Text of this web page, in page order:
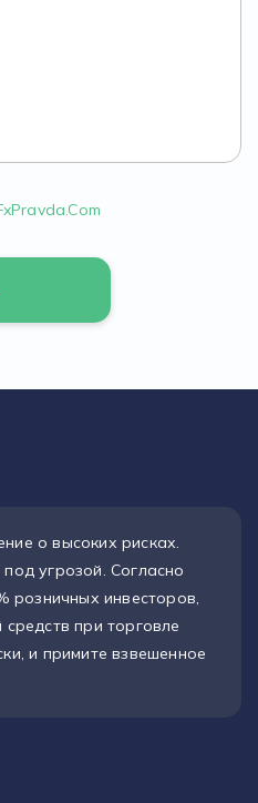
о высоких рисках.
угрозой. Согласно
розничных инвесторов,
при торговле
и примите взвешенное